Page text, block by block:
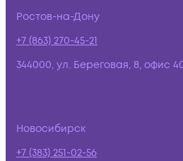
Ростов-на-Дону
+7 (863) 270-45-21
344000, ул. Береговая, 8, офис
Новосибирск
+7 (383) 251-02-56